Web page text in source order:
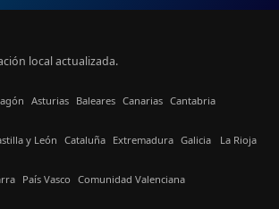
local actualizada.
Asturias Baleares Canarias Cantabria
y León Cataluña Extremadura Galicia La Rioja
País Vasco Comunidad Valenciana